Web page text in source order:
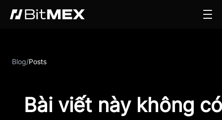
Blog/Posts
Bài viết này không có